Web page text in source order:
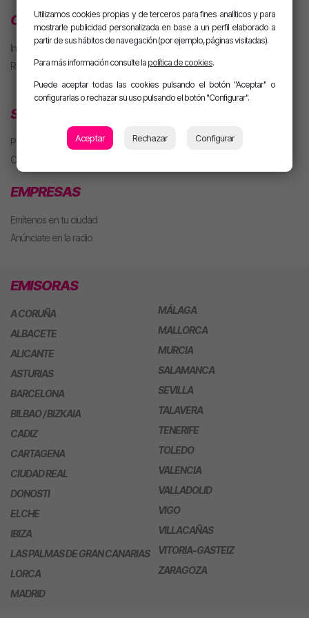
CLUB MOTIVA
Iniciar sesión
Regístrate
SECCIONES
Playlist
Concursos
EMPRESAS
Emítenos en tu ciudad
Anúnciate en la radio
EMISORAS
A CORUÑA
ALBACETE
ALICANTE
ASTURIAS
BARCELONA
BILBAO / BIZKAIA
CADIZ
CARTAGENA
CIUDAD REAL
DONOSTI
ELCHE
IBIZA
LAS PALMAS DE GRAN CANARIAS
LORCA
MADRID
MÁLAGA
MALLORCA
MURCIA
SALAMANCA
SEVILLA
TALAVERA
TENERIFE
TOLEDO
VALENCIA
VALLADOLID
VIGO
VILLACAÑAS
VITORIA-GASTEIZ
ZARAGOZA
Utilizamos cookies propias y de terceros para fines analíticos y para
mostrarle publicidad personalizada en base a un perfil elaborado a
partir de sus hábitos de navegación (por ejemplo, páginas visitadas).
Para más información consulte la política de cookies.
Puede aceptar todas las cookies pulsando el botón "Aceptar" o
configurarlas o rechazar su uso pulsando el botón "Configurar".
Aceptar Rechazar Configurar